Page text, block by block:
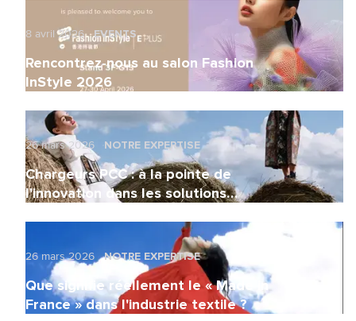
8 avril 2026 EVENTS
Rencontrez-nous au salon Fashion
InStyle 2026
26 mars 2026 NOTRE EXPERTISE
Chargeurs PCC : à la pointe de
l'innovation dans les solutions
26 mars 2026 NOTRE EXPERTISE
Que signifie réellement le « Made in
France » dans l'industrie textile ?